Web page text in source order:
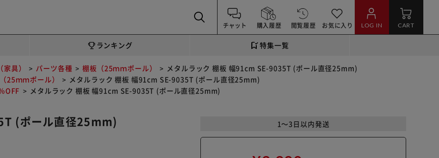
チャット 購入履歴 閲覧履歴 お気に入り LOG IN CART
ランキング 特集一覧
具） パーツ各種 棚板（25ｍｍポール）
メタルラック 棚板 幅91cm SE-9035T (ポール直径25mm)
25ｍｍポール）
メタルラック 棚板 幅91cm SE-9035T (ポール直径25mm)
OFF
メタルラック 棚板 幅91cm SE-9035T (ポール直径25mm)
(ポール直径25mm) 1～3日以内発送